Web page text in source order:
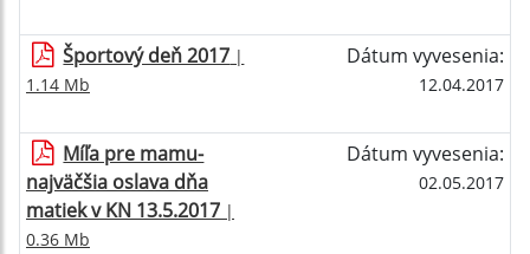
Športový deň 2017 |
1.14 Mb
Dátum vyvesenia:
12.04.2017
Míľa pre mamu-
najväčšia oslava dňa
matiek v KN 13.5.2017 |
0.36 Mb
Dátum vyvesenia:
02.05.2017